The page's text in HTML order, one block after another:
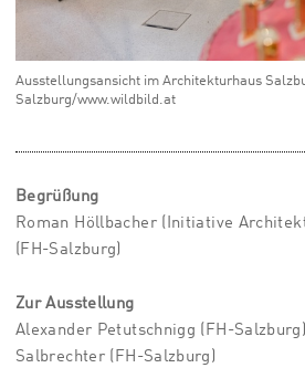
Ausstellungsansicht im Architekturhaus
Salzburg/www.wildbild.at
Begrüßung
Roman Höllbacher (Initiative
(FH-Salzburg)
Zur Ausstellung
Alexander Petutschnigg (FH-
Salbrechter (FH-Salzburg)